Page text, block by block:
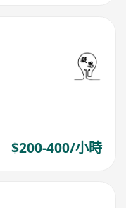
$200-400/小時